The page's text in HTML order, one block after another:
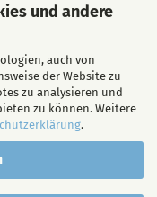
und andere
auch von
der Website zu
zu analysieren und
zu können. Weitere
.